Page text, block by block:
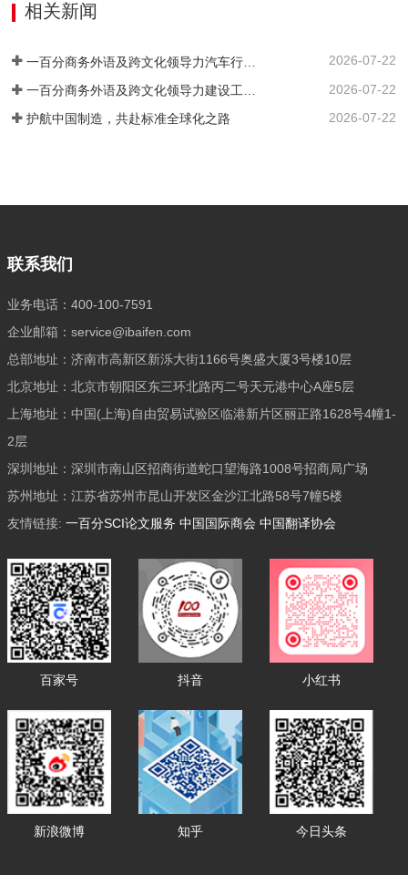
又深谙专业领域的高端复合型人才。通过
严谨的流程与专业的眼光，确保每一位推
荐到您身边的人才，契合企业的国际化发
展战略，高效赋能，助力您的企业在国际
相关新闻
2026-07-22
2026-07-22
护航中国制造，共赴标准全球化之路 2026-07-22
联系我们
业务电话：400-100-7591
企业邮箱：service@ibaifen.com
总部地址：济南市高新区新泺大街1166号奥盛大厦3号楼10层
北京地址：北京市朝阳区东三环北路丙二号天元港中心A座5层
上海地址：中国(上海)自由贸易试验区临港新片区丽正路1628号4幢1-
2层
深圳地址：深圳市南山区招商街道蛇口望海路1008号招商局广场
苏州地址：江苏省苏州市昆山开发区金沙江北路58号7幢5楼
友情链接: 一百分SCI论文服务 中国国际商会 中国翻译协会
百家号 抖音 小红书
新浪微博 知乎 今日头条